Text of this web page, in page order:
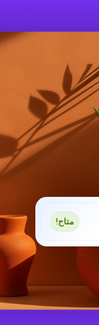
متاح!